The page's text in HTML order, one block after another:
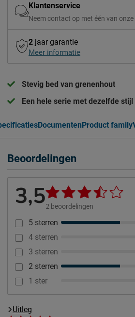
Klantenservice
Neem contact op met één van
2 jaar garantie
Meer informatie
Stevig bed van grenenhout
Een hele serie met dezelfde
DocumentenProduct family
Beoordelingen
3,52 beoordelingen
5 sterren
4 sterren
3 sterren
2 sterren
1 ster
Uitleg